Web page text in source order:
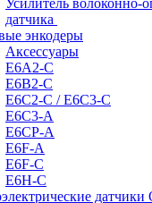
Усилитель волоконно-
датчика
энкодеры
Аксессуары
E6A2-C
E6B2-C
E6C2-C / E6C3-C
E6C3-A
E6CP-A
E6F-A
E6F-C
E6H-C
датчики